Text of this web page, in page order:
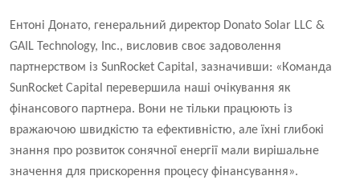
Ентоні Донато, генеральний директор Donato Solar LLC &
GAIL Technology, Inc., висловив своє задоволення
партнерством із SunRocket Capital, зазначивши: «Команда
SunRocket Capital перевершила наші очікування як
фінансового партнера. Вони не тільки працюють із
вражаючою швидкістю та ефективністю, але їхні глибокі
знання про розвиток сонячної енергії мали вирішальне
значення для прискорення процесу фінансування».